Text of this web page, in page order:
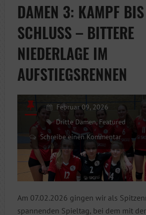
DAMEN 3: KAMPF
SCHLUSS – BITTERE
NIEDERLAGE IM
AUFSTIEGSRENNEN
Februar 09, 2026
Dritte Damen, Featured
Schreibe einen Kommentar
Am 07.02.2026 gingen wir als
spannenden Spieltag, bei dem mit